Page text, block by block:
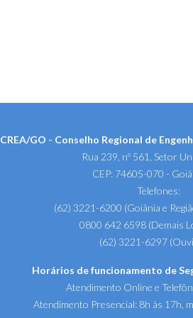
CREA/GO - Conselho Regional de
Rua 239, nº 561, Setor
CEP: 74605-070 -
Telefones:
(62) 3221-6200 (Goiânia e
0800 642 6598 (Demais
(62) 3221-6297
Horários de funcionamento de
Atendimento Online e
Atendimento Presencial: 8h às 17h,